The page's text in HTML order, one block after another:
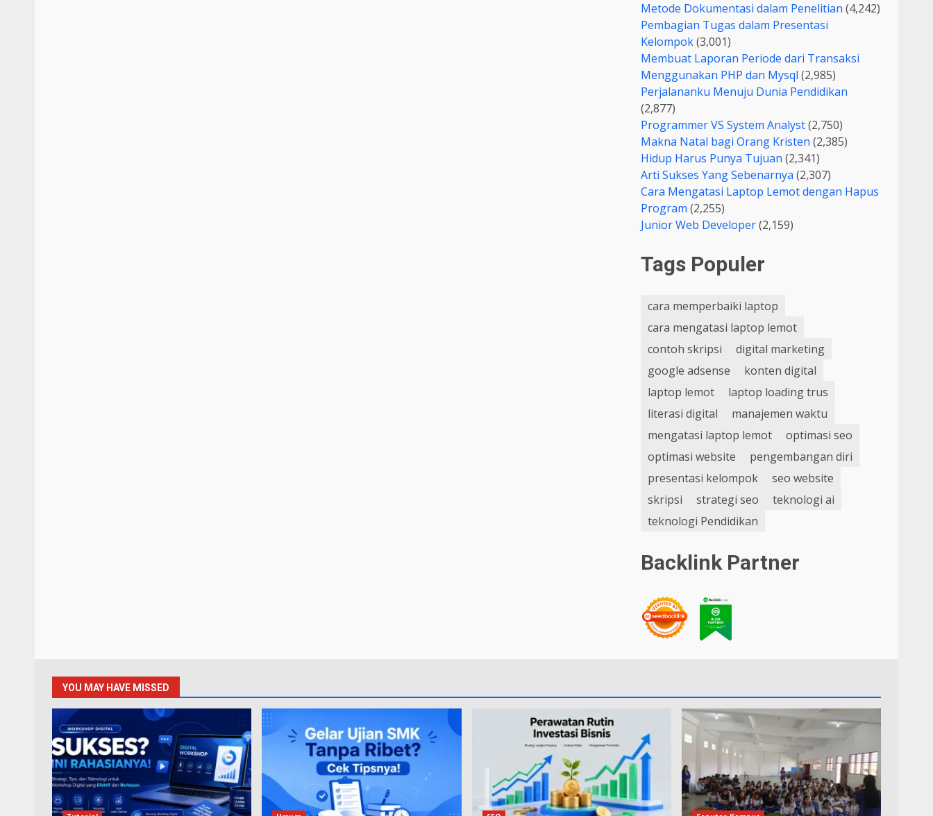
Metode Dokumentasi dalam Penelitian (4,242)
Pembagian Tugas dalam Presentasi
Kelompok(3,001)
Membuat Laporan Periode dari Transaksi
Menggunakan PHP dan Mysql (2,985)
Perjalananku Menuju Dunia Pendidikan
(2,877)
Programmer VS System Analyst(2,750)
Makna Natal bagi Orang Kristen (2,385)
Hidup Harus Punya Tujuan (2,341)
Arti Sukses Yang Sebenarnya (2,307)
Cara Mengatasi Laptop Lemot dengan Hapus
Program (2,255)
Junior Web Developer(2,159)
Tags Populer
cara memperbaiki laptop
cara mengatasi laptop lemot
contoh skripsi
digital marketing
google adsense
konten digital
laptop lemot
laptop loading trus
literasi digital
manajemen waktu
mengatasi laptop lemot
optimasi seo
optimasi website
pengembangan diri
presentasi kelompok
seo website
skripsi
strategi seo
teknologi ai
teknologi Pendidikan
Backlink Partner
YOU MAY HAVE MISSED